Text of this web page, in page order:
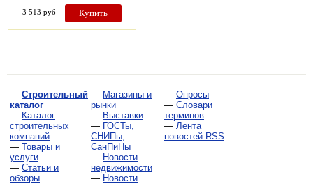
3 513 руб Купить
— Строительный
каталог
— Каталог
строительных
компаний
— Товары и
услуги
— Статьи и
обзоры
— Магазины и
рынки
— Выставки
— ГОСТы,
СНИПы,
СанПиНы
— Новости
недвижимости
— Новости
— Опросы
— Словари
терминов
— Лента
новостей RSS